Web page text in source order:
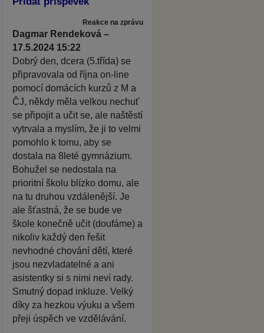
Reakce na zprávu
Dagmar Rendeková –
17.5.2024 15:22
Dobrý den, dcera (5.třída) se
připravovala od října on-line
pomocí domácích kurzů z M a
ČJ, někdy měla velkou nechuť
se připojit a učit se, ale naštěstí
vytrvala a myslím, že ji to velmi
pomohlo k tomu, aby se
dostala na 8leté gymnázium.
Bohužel se nedostala na
prioritní školu blízko domu, ale
na tu druhou vzdálenější. Je
ale šťastná, že se bude ve
škole konečně učit (doufáme) a
nikoliv každý den řešit
nevhodné chování dětí, které
jsou nezvladatelné a ani
asistentky si s nimi neví rady.
Smutný dopad inkluze. Velký
díky za hezkou výuku a všem
přeji úspěch ve vzdělávání.